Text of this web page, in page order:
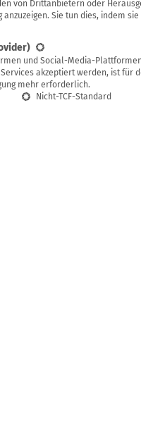
verträgt keine
das natürliche
einfachen
Schmutz vom Boden
bzw. gewachst ist.
träufelst und schaust,
Tropfen aufnehmen,
und
von Drittanbietern oder
Sie tun dies, indem
und Social-Media-
akzeptiert werden, ist für
mehr erforderlich.
Nicht-TCF-Standard